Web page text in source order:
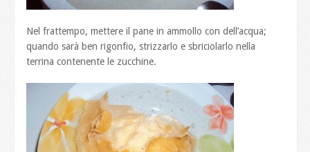
Nel frattempo, mettere il pane in ammollo con dell’acqua;
quando sarà ben rigonfio, strizzarlo e sbriciolarlo nella
terrina contenente le zucchine.